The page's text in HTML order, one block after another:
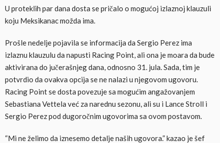
U proteklih par dana dosta se pričalo o mogućoj izlaznoj klauzuli
koju Meksikanac možda ima.
Prošle nedelje pojavila se informacija da Sergio Perez ima
izlaznu klauzulu da napusti Racing Point, ali ona je moara da bude
aktivirana do jučerašnjeg dana, odnosno 31. jula. Sada, tim je
potvrdio da ovakva opcija se ne nalazi u njegovom ugovoru.
Racing Point se dosta povezuje sa mogućim angažovanjem
Sebastiana Vettela već za narednu sezonu, ali su i Lance Stroll i
Sergio Perez pod dugoročnim ugovorima sa ovom postavom.
“Mi ne želimo da iznesemo detalje naših ugovora.” kazao je šef